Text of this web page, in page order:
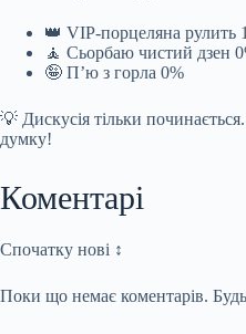
👑 VIP-порцеляна рулить
🧘 Сьорбаю чистий дзен
🤪 П’ю з горла 0%
💡 Дискусія тільки
думку!
Коментарі
Спочатку нові ↕
Поки що немає коментарів.